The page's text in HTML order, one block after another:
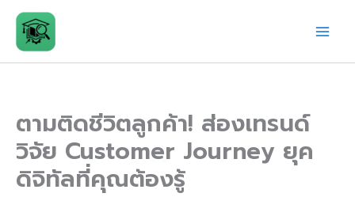
content
ตามติดชีวิตลูกค้า! ส่องเทรนด์
วิจัย Customer Journey ยุค
ดิจิทัลที่คุณต้องรู้